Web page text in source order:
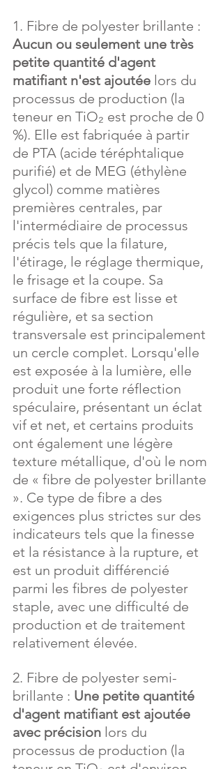
1. Fibre de polyester brillante :
Aucun ou seulement une très
petite quantité d'agent
matifiant n'est ajoutée lors du
processus de production (la
teneur en TiO₂ est proche de 0
%). Elle est fabriquée à partir
de PTA (acide téréphtalique
purifié) et de MEG (éthylène
glycol) comme matières
premières centrales, par
l'intermédiaire de processus
précis tels que la filature,
l'étirage, le réglage thermique,
le frisage et la coupe. Sa
surface de fibre est lisse et
régulière, et sa section
transversale est principalement
un cercle complet. Lorsqu'elle
est exposée à la lumière, elle
produit une forte réflection
spéculaire, présentant un éclat
vif et net, et certains produits
ont également une légère
texture métallique, d'où le nom
de « fibre de polyester brillante
». Ce type de fibre a des
exigences plus strictes sur des
indicateurs tels que la finesse
et la résistance à la rupture, et
est un produit différencié
parmi les fibres de polyester
staple, avec une difficulté de
production et de traitement
relativement élevée.
2. Fibre de polyester semi-
brillante : Une petite quantité
d'agent matifiant est ajoutée
avec précision lors du
processus de production (la